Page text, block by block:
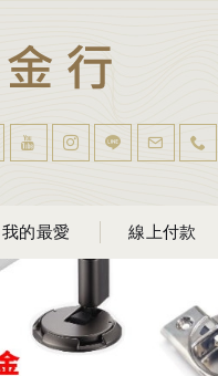
我的最愛 線上付款